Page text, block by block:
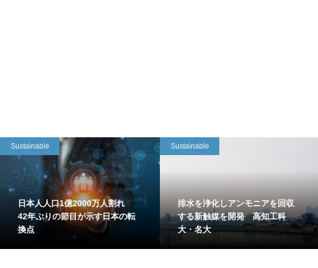
Sustainable
日本人人口1億2000万人割れ
42年ぶりの節目が示す日本の転
換点
Sustainable
排水を浄化しアンモニアを回収
する新触媒を開発 高知工科
大・名大